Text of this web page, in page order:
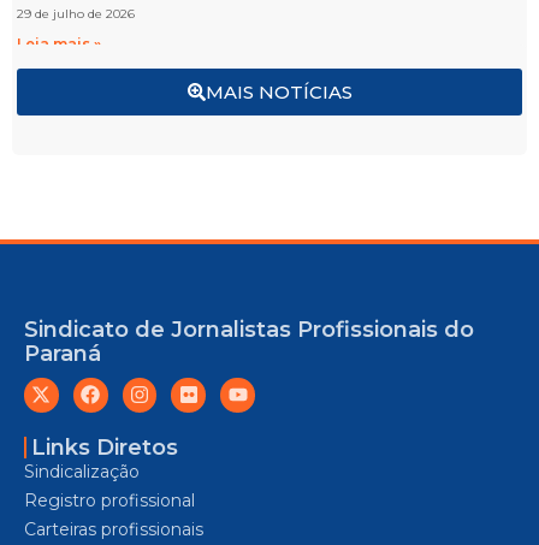
MAIS NOTÍCIAS
29 de julho de 2026
Leia mais »
Sindicato de Jornalistas Profissionais do
Paraná
Links Diretos
Sindicalização
Registro profissional
Carteiras profissionais